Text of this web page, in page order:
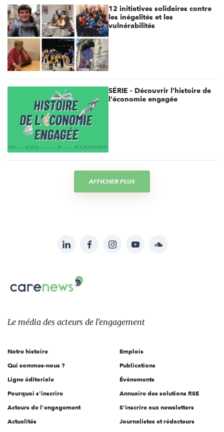
12 initiatives solidaires contre
les inégalités et les
vulnérabilités
SÉRIE - Découvrir l'histoire de
l'économie engagée
AFFICHER PLUS
sur:
LinkedInFacebookInstagramYouTubeSoundcloud
Carenews,
Le
des
l'engagement
Le média des acteurs de l'engagement
Notre histoire
Qui sommes-nous ?
Ligne éditoriale
Pourquoi s'inscrire
Acteurs de l'engagement
Actualités
Emplois
Publications
Évènements
Annuaire des solutions RSE
S'inscrire aux newsletters
Journalistes et rédacteurs